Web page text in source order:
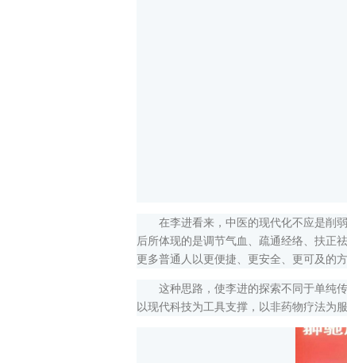
在李进看来，中医的现代化不应是削弱
后所体现的是调节气血、疏通经络、扶正
更多普通人以更便捷、更安全、更可及的
这种思路，使李进的探索不同于单纯传
以现代科技为工具支撑，以非药物疗法为